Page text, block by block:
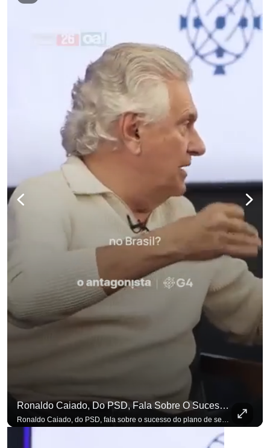
Ronaldo Caiado, Do PSD, Fala Sobre O Sucesso Do Plano De Segurança Pública
Ronaldo Caiado, do PSD, fala sobre o sucesso do plano de segurança pública como governador de Goiás, sendo um incentivo aos empreendedores locais. Se você busca informação com credibilidade, inscreva-se agora e ative o